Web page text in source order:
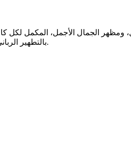
ومظهر الجمال الأجمل، المكمل لكل
بالتطهير الرباني، وصحابته المشرفين بالشهود العياني؛ وسلم من أثر شهود نفوسنا صلاتنا عليه تسليما. والحمد لله المنعم المفضل حمدا عميما.